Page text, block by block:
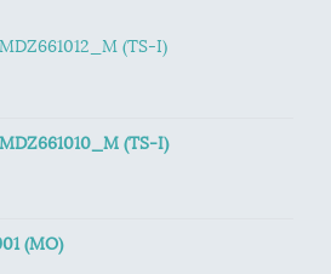
(TS-I)
(TS-I)
(MO)